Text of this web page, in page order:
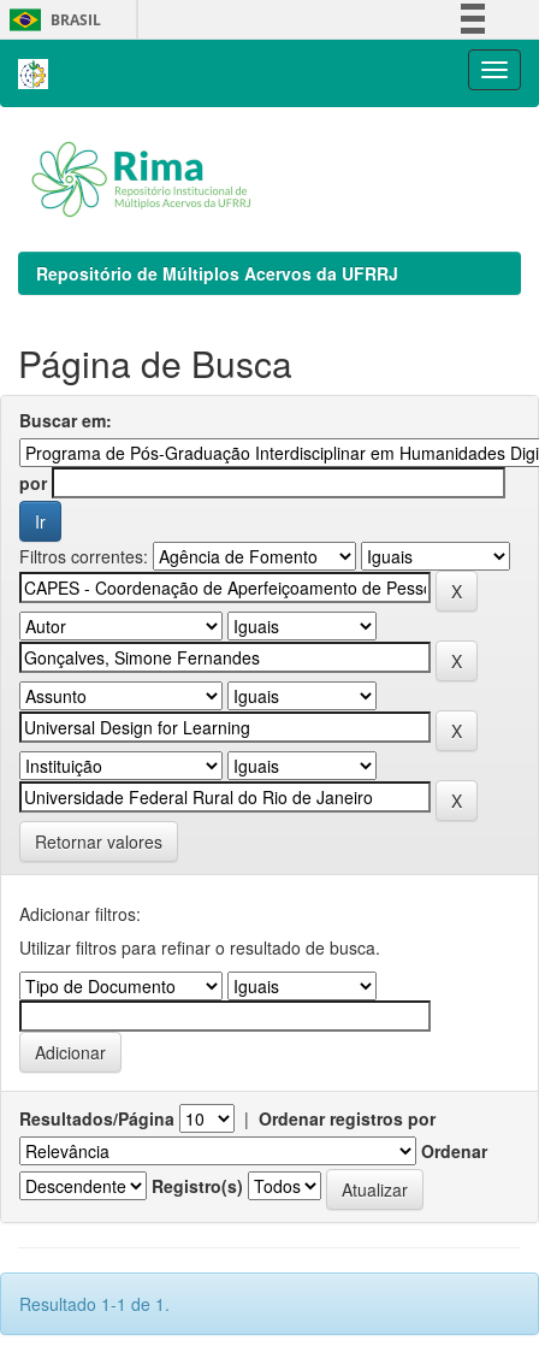
Skip
navigation
BRASIL
Repositório de Múltiplos Acervos da UFRRJ
Página de Busca
Buscar em:
por
Filtros correntes:
Retornar valores
Adicionar filtros:
Utilizar filtros para refinar o resultado de busca.
Resultados/Página | Ordenar registros por
Ordenar
Registro(s)
Resultado 1-1 de 1.